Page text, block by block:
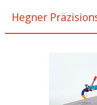
Hegner